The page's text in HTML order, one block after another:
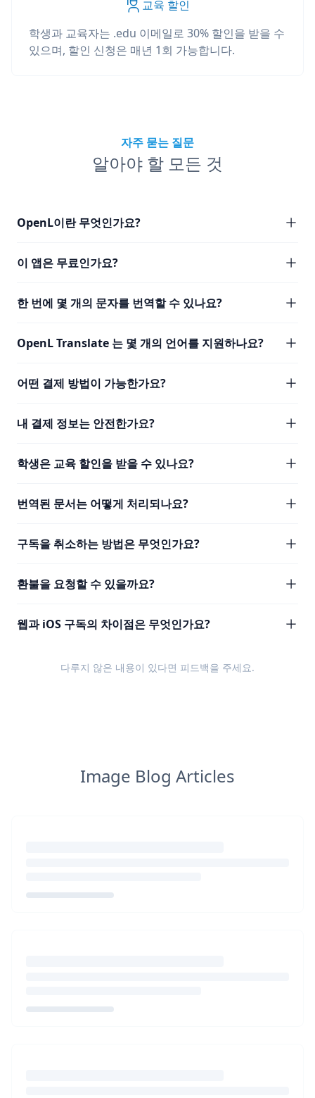
교육 할인
학생과 교육자는 .edu 이메일로 30% 할인을 받을 수
있으며, 할인 신청은 매년 1회 가능합니다.
자주 묻는 질문
알아야 할 모든 것
OpenL이란 무엇인가요?
이 앱은 무료인가요?
한 번에 몇 개의 문자를 번역할 수 있나요?
OpenL Translate 는 몇 개의 언어를 지원하나요?
어떤 결제 방법이 가능한가요?
내 결제 정보는 안전한가요?
학생은 교육 할인을 받을 수 있나요?
번역된 문서는 어떻게 처리되나요?
구독을 취소하는 방법은 무엇인가요?
환불을 요청할 수 있을까요?
웹과 iOS 구독의 차이점은 무엇인가요?
다루지 않은 내용이 있다면 피드백을 주세요.
Image Blog Articles